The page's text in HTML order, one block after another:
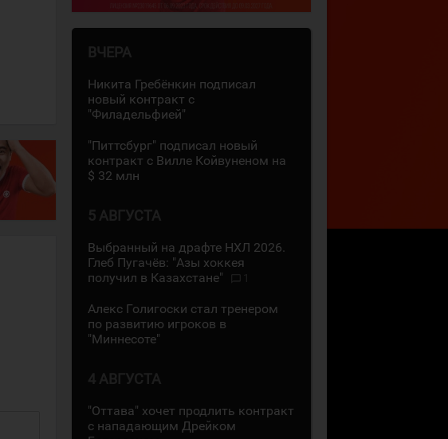
ВЧЕРА
Никита Гребёнкин подписал
новый контракт с
"Филадельфией"
"Питтсбург" подписал новый
контракт с Вилле Койвуненом на
$ 32 млн
5 АВГУСТА
Выбранный на драфте НХЛ 2026.
Глеб Пугачёв: "Азы хоккея
получил в Казахстане"
Алекс Голигоски стал тренером
по развитию игроков в
"Миннесоте"
4 АВГУСТА
"Оттава" хочет продлить контракт
с нападающим Дрейком